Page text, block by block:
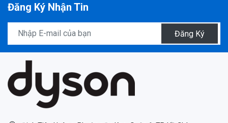
Đăng Ký Nhận Tin
Đăng Ký